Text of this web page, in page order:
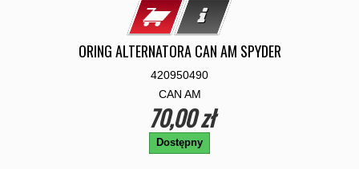
ORING ALTERNATORA CAN AM SPYDER
420950490
CAN AM
70,00 zł
Dostępny